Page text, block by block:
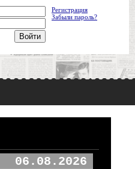
Регистрация
Забыли пароль?
06.08.2026